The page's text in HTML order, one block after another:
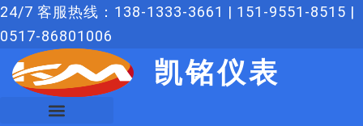
跳
至
24/7 客服热线：138-1333-3661 | 151-9551-8515 |
0517-86801006
凯铭仪表